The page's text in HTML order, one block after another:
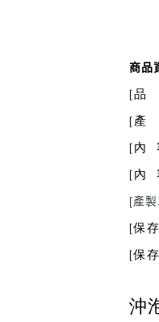
商品
[品
[產
[內
[內
[產
[保
[保
沖